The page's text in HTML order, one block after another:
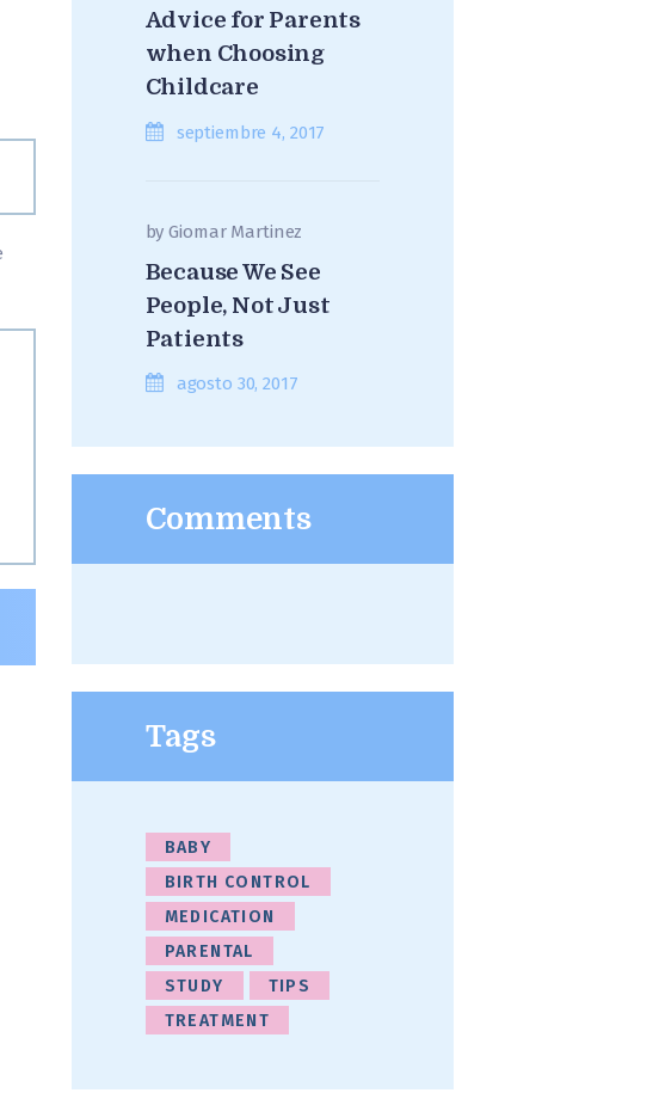
Advice for Parents
when Choosing
Childcare
septiembre 4, 2017
byGiomar Martinez
Because We See
People, Not Just
Patients
agosto 30, 2017
Comments
Tags
BABY
BIRTH CONTROL
MEDICATION
PARENTAL
STUDY
TIPS
TREATMENT